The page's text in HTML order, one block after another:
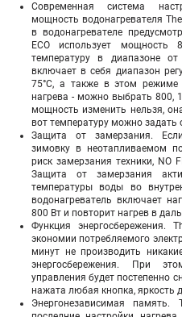
Современная система
мощность водонагревателя
в водонагревателе
ECO использует мощность
температуру в диапазоне
включает в себя диапазон
75°С, а также в этом режиме
нагрева - можно выбрать 800,
мощность изменить нельзя,
вот температуру можно задать
Защита от замерзания.
зимовку в неотапливаемом
риск замерзания техники, NO
Защита от замерзания
температуры воды во
водонагреватель включает
800 Вт и повторит нагрев в
Функция энергосбережения.
экономии потребляемого
минут не производить
энергосбережения. При
управления будет постепенно
нажата любая кнопка, яркость
Энергонезависимая